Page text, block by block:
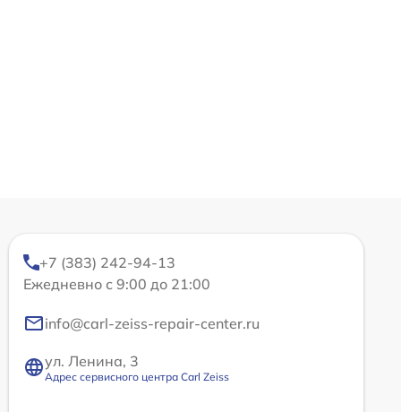
+7 (383) 242-94-13
Ежедневно с 9:00 до 21:00
info@carl-zeiss-repair-center.ru
ул. Ленина, 3
Адрес сервисного центра Carl Zeiss